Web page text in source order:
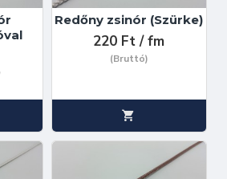
Redőny zsinór (Szürke)
220 Ft / fm
(Bruttó)